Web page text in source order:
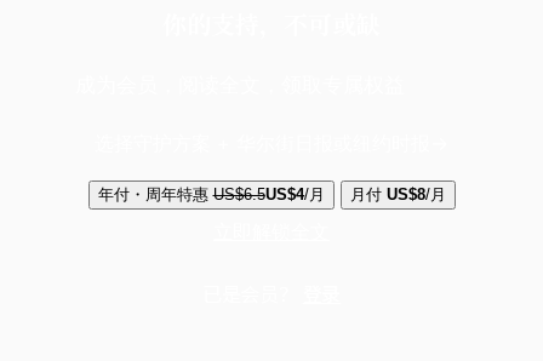
年付・周年特惠 US$6.5US$4/月 月付 US$8/月